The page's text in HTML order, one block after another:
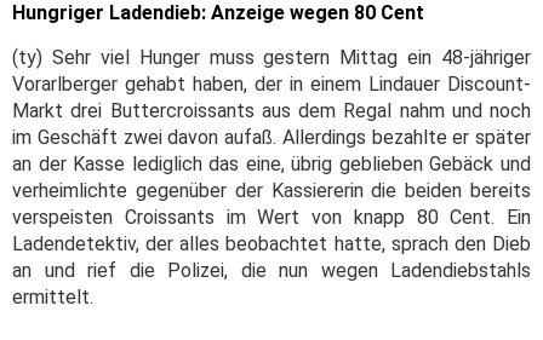
Hungriger Ladendieb: Anzeige wegen 80 Cent
(ty) Sehr viel Hunger muss gestern Mittag ein 48-jähriger
Vorarlberger gehabt haben, der in einem Lindauer Discount-
Markt drei Buttercroissants aus dem Regal nahm und noch
im Geschäft zwei davon aufaß. Allerdings bezahlte er später
an der Kasse lediglich das eine, übrig geblieben Gebäck und
verheimlichte gegenüber der Kassiererin die beiden bereits
verspeisten Croissants im Wert von knapp 80 Cent. Ein
Ladendetektiv, der alles beobachtet hatte, sprach den Dieb
an und rief die Polizei, die nun wegen Ladendiebstahls
ermittelt.